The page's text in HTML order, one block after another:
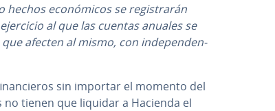
hechos eco­nó­mi­cos se re­gi­s­tra­rán
al que las cuentas anuales se
afecten al mismo, con in­de­pe­n­de­n­
sin importar el momento del
tienen que liquidar a Hacienda el